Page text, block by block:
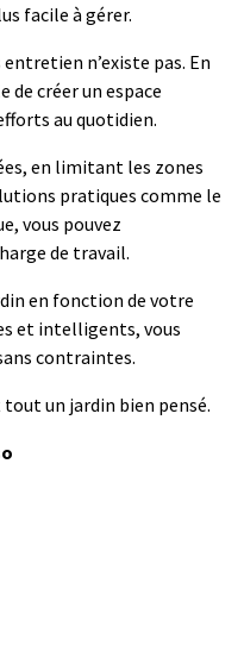
facile à gérer.
n’existe pas. En
créer un espace
au quotidien.
en limitant les zones
pratiques comme le
vous pouvez
de travail.
en fonction de votre
et intelligents, vous
contraintes.
tout un jardin bien pensé.